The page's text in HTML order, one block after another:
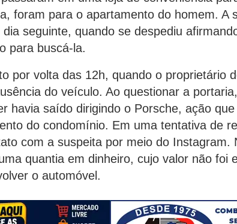
foram para o apartamento do homem. A
seguinte, quando se despediu
para buscá-la.
por volta das 12h, quando o proprietário
do veículo. Ao questionar a
havia saído dirigindo o Porsche, ação
do condomínio. Em uma tentativa de
com a suspeita por meio do Instagram.
quantia em dinheiro, cujo valor não foi
o automóvel.